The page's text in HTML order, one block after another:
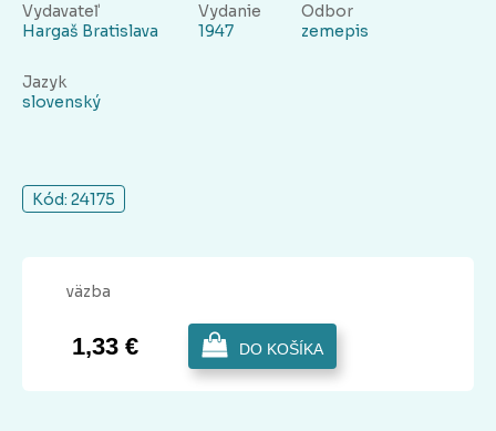
Vydavateľ
Hargaš Bratislava
Vydanie
1947
Odbor
zemepis
Jazyk
slovenský
Kód: 24175
väzba
1,33 € DO KOŠÍKA